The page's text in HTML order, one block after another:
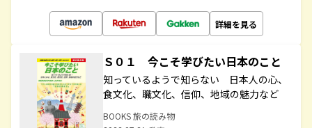
詳細を見る
Ｓ０１ 今こそ学びたい日本のこと
知っているようで知らない 日本人の心、
食文化、職文化、信仰、地域の魅力など
BOOKS 旅の読み物